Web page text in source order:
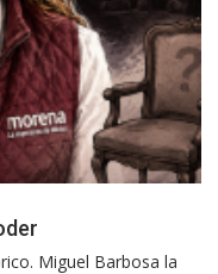
Miguel Barbosa la